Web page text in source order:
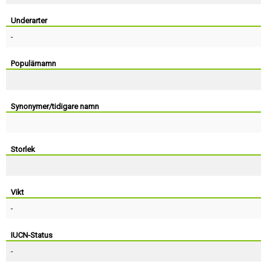
Underarter
-
Populärnamn
Synonymer/tidigare namn
Storlek
Vikt
-
IUCN-Status
-